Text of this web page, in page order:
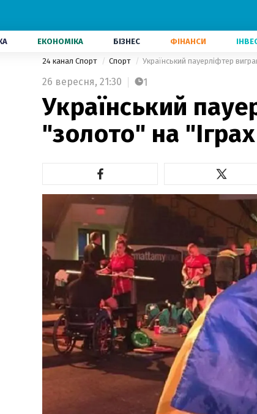
ЕКОНОМІКА БІЗНЕС ФІНАНСИ
24 канал Спорт Спорт Українcький пауерліфтер
26 вересня, 21:30 1
Українcький
"золото" на